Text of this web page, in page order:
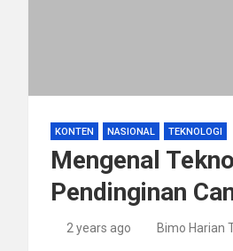
KONTEN NASIONAL TEKNOLOGI
Mengenal
Pendinginan
2 years ago Bimo Harian